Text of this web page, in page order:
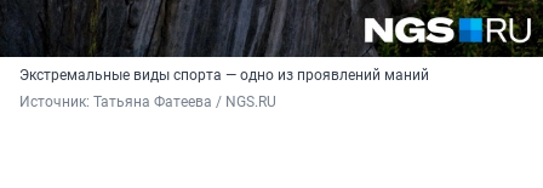
Экстремальные виды спорта — одно из проявлений маний
Источник: Татьяна Фатеева / NGS.RU